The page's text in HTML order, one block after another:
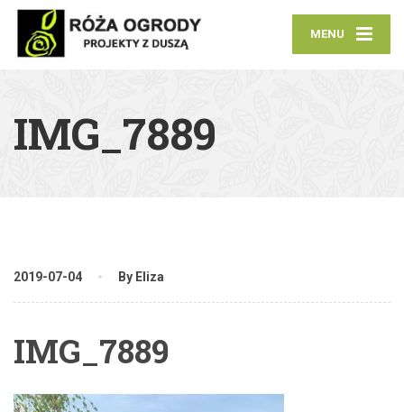
MENU
IMG_7889
2019-07-04 By Eliza
IMG_7889